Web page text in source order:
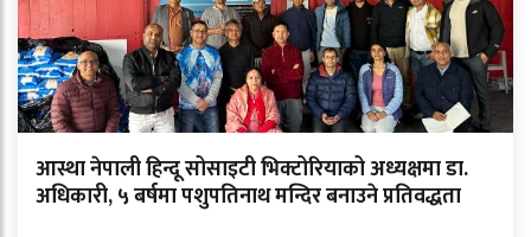
आस्था नेपाली हिन्दू सोसाइटी भिक्टोरियाको अध्यक्षमा डा.
अधिकारी, ५ बर्षमा पशुपतिनाथ मन्दिर बनाउने प्रतिवद्धता